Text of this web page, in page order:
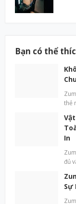
Bạn có thể
thẻ
In
đủ
Sự